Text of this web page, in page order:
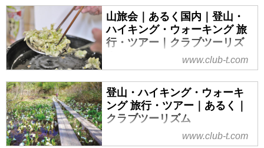
山旅会｜あるく国内｜登山・
ハイキング・ウォーキング 旅
行・ツアー｜クラブツーリズ
ブツーリズムにおまかせ！安心で
快適な専属講師と専属添乗員が同
行。入門から上級までレベル、目
な登山ツアーをご案内！山を通じ
www.club-t.com
登山・ハイキング・ウォーキ
ング 旅行・ツアー｜あるく｜
クラブツーリズム
ウォーキング・ハイキング・登山
www.club-t.com